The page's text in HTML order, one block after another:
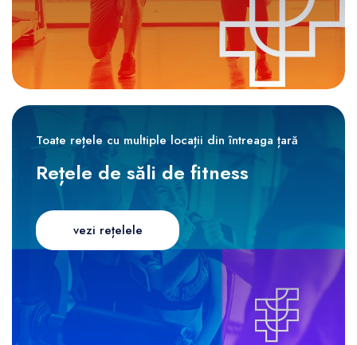
Toate rețele cu multiple locații din întreaga țară
Rețele de săli de fitness
vezi rețelele